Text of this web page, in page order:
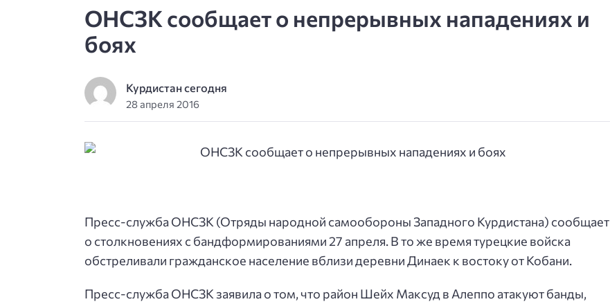
ОНСЗК сообщает о непрерывных нападениях и
боях
Курдистан сегодня
28 апреля 2016
Пресс-служба ОНСЗК (Отряды народной самообороны Западного Курдистана) сообщает
о столкновениях с бандформированиями 27 апреля. В то же время турецкие войска
обстреливали гражданское население вблизи деревни Динаек к востоку от Кобани.
Пресс-служба ОНСЗК заявила о том, что район Шейх Максуд в Алеппо атакуют банды,